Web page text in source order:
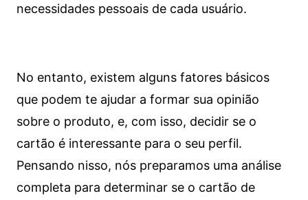
necessidades pessoais de cada usuário.
No entanto, existem alguns fatores básicos
que podem te ajudar a formar sua opinião
sobre o produto, e, com isso, decidir se o
cartão é interessante para o seu perfil.
Pensando nisso, nós preparamos uma análise
completa para determinar se o cartão de